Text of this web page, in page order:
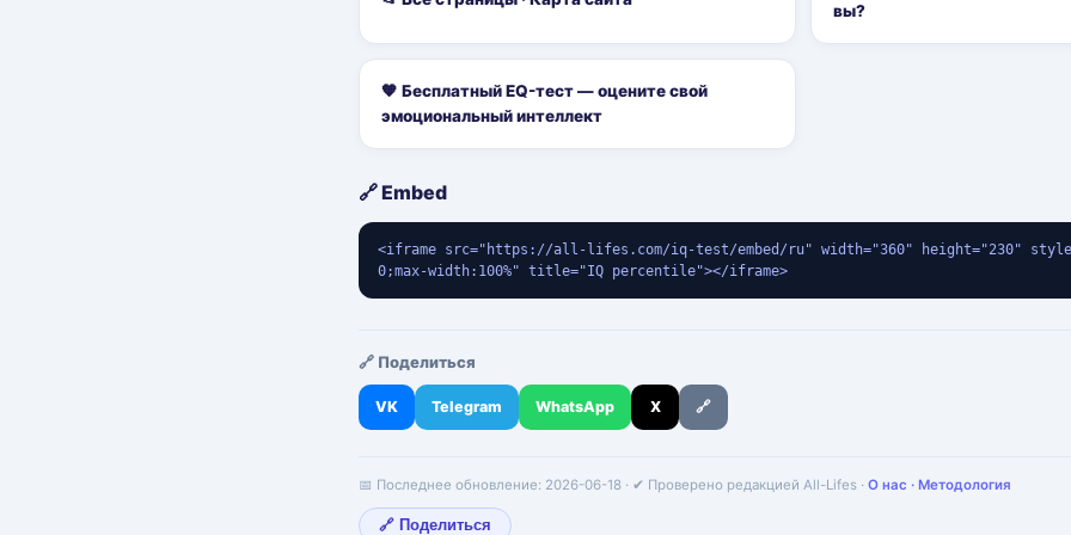
вы?
🧡 Бесплатный EQ-тест — оцените свой
эмоциональный интеллект
🔗 Embed
<iframe src="https://all-lifes.com/iq-test/embed/ru" width="360" height="230"
0;max-width:100%" title="IQ percentile"></iframe>
🔗 Поделиться
VK Telegram WhatsApp X 🔗
📅 Последнее обновление: 2026-06-18 · ✔ Проверено редакцией All-Lifes · О нас · Методология
🔗 Поделиться